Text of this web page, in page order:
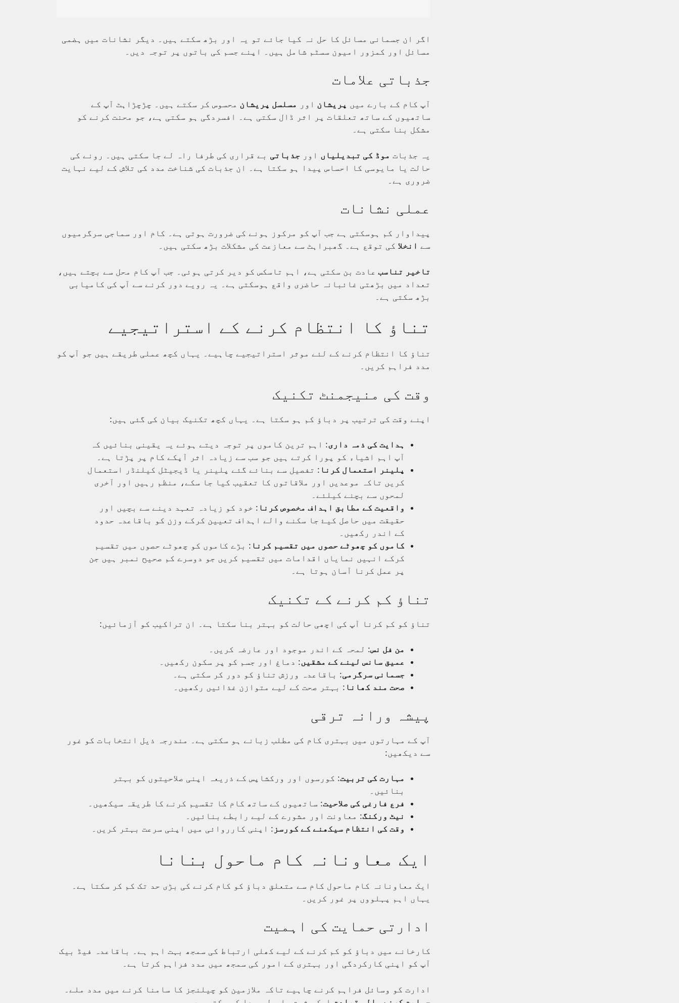
اگر ان جسمانی مسائل کا حل نہ کیا جائے تو یہ اور بڑھ سکتے ہیں۔ دیگر نشانات میں ہضمی
مسائل اور کمزور امیون سسٹم شامل ہیں۔ اپنے جسم کی باتوں پر توجہ دیں۔
جذباتی علامات
آپ کام کے بارے میں پریشان اور مسلسل پریشان محسوس کر سکتے ہیں۔ چڑچڑاہٹ آپ کے
ساتھیوں کے ساتھ تعلقات پر اثر ڈال سکتی ہے۔ افسردگی ہو سکتی ہے، جو محنت کرنے کو
مشکل بنا سکتی ہے۔
یہ جذبات موڈ کی تبدیلیاں اور جذباتی بے قراری کی طرفا راہ لے جا سکتی ہیں۔ رونے کی
حالت یا مایوسی کا احساس پیدا ہو سکتا ہے۔ ان جذبات کی شناخت مدد کی تلاش کے لیے نہایت
ضروری ہے۔
عملی نشانات
پیداوار کم ہوسکتی ہے جب آپ کو مرکوز ہونے کی ضرورت ہوتی ہے۔ کام اور سماجی سرگرمیوں
سے انخلا کی توقع ہے۔ گھبراہٹ سے معازعت کی مشکلات بڑھ سکتی ہیں۔
تاخیر تناسب عادت بن سکتی ہے، اہم تاسکس کو دیر کرتی ہوئی۔ جب آپ کام محل سے بچتے ہیں،
تعداد میں بڑھتی غائبانہ حاضری واقع ہوسکتی ہے۔ یہ رویے دور کرنے سے آپ کی کامیابی
بڑھ سکتی ہے۔
تناؤ کا انتظام کرنے کے استراتیجیے
تناؤ کا انتظام کرنے کے لئے موثر استراتیجیے چاہیے۔ یہاں کچھ عملی طریقے ہیں جو آپ کو
مدد فراہم کریں۔
وقت کی منیجمنٹ تکنیک
اپنے وقت کی ترتیب پر دباؤ کم ہو سکتا ہے۔ یہاں کچھ تکنیک بیان کی گئی ہیں:
ہدایت کی ذمہ داری: اہم ترین کاموں پر توجہ دیتے ہوئے یہ یقینی بنائیں کہ
آپ اہم اشیاء کو پورا کرتے ہیں جو سب سے زیادہ اثر آپکے کام پر پڑتا ہے۔
پلینر استعمال کرنا : تفصیل سے بنائے گئے پلینر یا ڈیجیٹل کیلنڈر استعمال
کریں تاکہ موعدیں اور ملاقاتوں کا تعقیب کیا جا سکے، منظم رہیں اور آخری
لمحوں سے بچنے کیلئے۔
واقعیت کے مطابق اہداف مخصوص کرنا : خود کو زیادہ تعہد دینے سے بچیں اور
حقیقت میں حاصل کیۓ جا سکنے والے اہداف تعیین کرکے وزن کو باقاعدہ حدود
کے اندر رکھیں۔
کاموں کو چھوٹے حصوں میں تقسیم کرنا : بڑے کاموں کو چھوٹے حصوں میں تقسیم
کرکے انہیں نمایاں اقدامات میں تقسیم کریں جو دوسرے کم صحیح نمبر ہیں جن
پر عمل کرنا آسان ہوتا ہے۔
تناؤ کم کرنے کے تکنیک
تناؤ کو کم کرنا آپ کی اچھی حالت کو بہتر بنا سکتا ہے۔ ان تراکیب کو آزمائیں:
من فل نس: لمحہ کے اندر موجود اور عارضہ کریں۔
عمیق سانس لینے کے مشقیں: دماغ اور جسم کو پر سکون رکھیں۔
جسمانی سرگرمی: باقاعدہ ورزش تناؤ کو دور کر سکتی ہے۔
صحت مند کھانا : بہتر صحت کے لیے متوازن غذائیں رکھیں۔
پیشہ ورانہ ترقی
آپ کے مہارتوں میں بہتری کام کی مطلب زبانے ہو سکتی ہے۔ مندرجہ ذیل انتخابات کو غور
سے دیکھیں:
مہارت کی تربیت: کورسوں اور ورکشاپس کے ذریعہ اپنی صلاحیتوں کو بہتر
بنائیں۔
فرع فارغی کی صلاحیت: ساتھیوں کے ساتھ کام کا تقسیم کرنے کا طریقہ سیکھیں۔
نیٹ ورکنگ: معاونت اور مشورے کے لیے رابطے بنائیں۔
وقت کی انتظام سیکھنے کے کورسز : اپنی کارروائی میں اپنی سرعت بہتر کریں۔
ایک معاونانہ کام ماحول بنانا
ایک معاونانہ کام ماحول کام سے متعلق دباؤ کو کام کرنے کی بڑی حد تک کم کر سکتا ہے۔
یہاں اہم پہلووں پر غور کریں۔
ادارتی حمایت کی اہمیت
کارخانے میں دباؤ کو کم کرنے کے لیے کھلی ارتباط کی سمجھ بہت اہم ہے۔ باقاعدہ فیڈ بیک
آپ کو اپنی کارکردگی اور بہتری کے امور کی سمجھ میں مدد فراہم کرتا ہے۔
ادارت کو وسائل فراہم کرنے چاہیے تاکہ ملازمین کو چیلنجز کا سامنا کرنے میں مدد ملے۔